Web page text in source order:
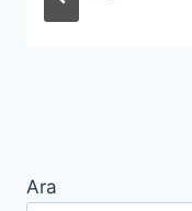
Ara